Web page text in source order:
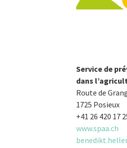
Service de
dans
Route de
1725 Posieux
+41 26 420 17
www.spaa.ch